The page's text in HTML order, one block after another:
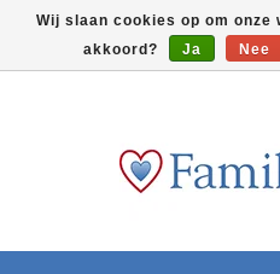
Wij slaan cookies op om
akkoord?
Ja Nee